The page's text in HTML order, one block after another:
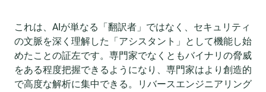
これは、AIが単なる「翻訳者」ではなく、セキュリティ
の文脈を深く理解した「アシスタント」として機能し始
めたことの証左です。専門家でなくともバイナリの脅威
をある程度把握できるようになり、専門家はより創造的
で高度な解析に集中できる。リバースエンジニアリング